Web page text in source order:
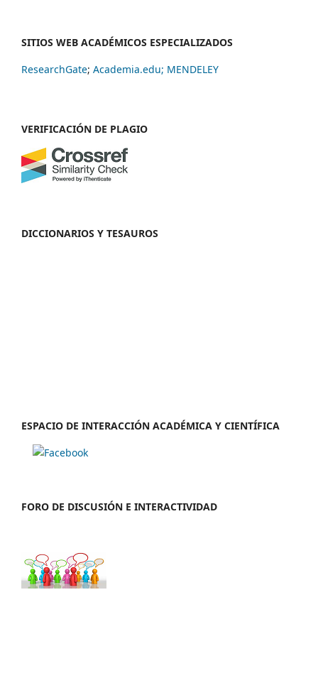
SITIOS WEB ACADÉMICOS ESPECIALIZADOS
ResearchGate; Academia.edu; MENDELEY
VERIFICACIÓN DE PLAGIO
DICCIONARIOS Y TESAUROS
ESPACIO DE INTERACCIÓN ACADÉMICA Y CIENTÍFICA
FORO DE DISCUSIÓN E INTERACTIVIDAD